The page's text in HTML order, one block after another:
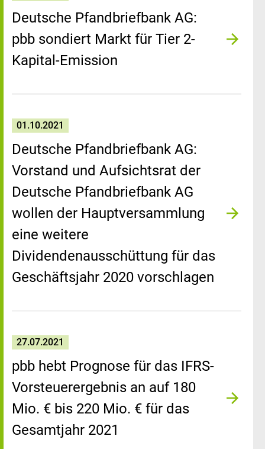
Deutsche Pfandbriefbank AG:
pbb sondiert Markt für Tier 2-
Kapital-Emission
01.10.2021
Deutsche Pfandbriefbank AG:
Vorstand und Aufsichtsrat der
Deutsche Pfandbriefbank AG
wollen der Hauptversammlung
eine weitere
Dividendenausschüttung für das
Geschäftsjahr 2020 vorschlagen
27.07.2021
pbb hebt Prognose für das IFRS-
Vorsteuerergebnis an auf 180
Mio. € bis 220 Mio. € für das
Gesamtjahr 2021